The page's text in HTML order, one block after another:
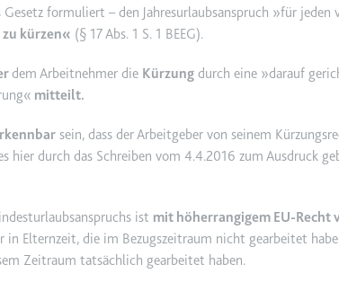
HTTP-Cookie
www.googletagmanager.com
Verfolgt die Konversionsrate zwischen dem
der Optimierung der Relevanz der Werbung auf
ROLLOUT_TOKEN
Gesetz formuliert – den Jahresurlaubsanspruch »für jeden
zu kürzen« (§ 17 Abs. 1 S. 1 BEEG).
dem Arbeitnehmer die Kürzung durch eine »darauf
mitteilt.
sein, dass der Arbeitgeber von seinem
hier durch das Schreiben vom 4.4.2016 zum Ausdruck
ist mit höherrangigem EU-Recht
in Elternzeit, die im Bezugszeitraum nicht gearbeitet
Zeitraum tatsächlich gearbeitet haben.